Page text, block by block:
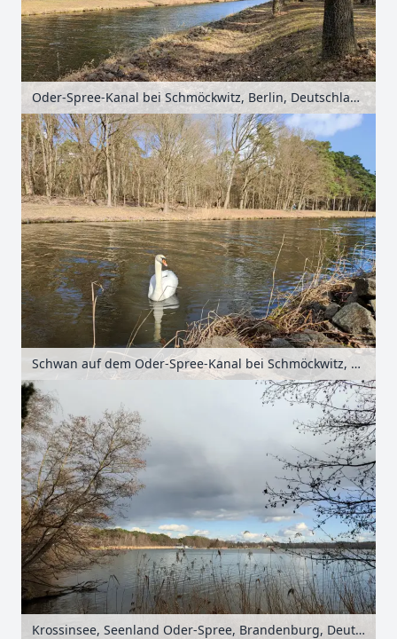
Oder-Spree-Kanal bei Schmöckwitz, Berlin, Deutschland
Schwan auf dem Oder-Spree-Kanal bei Schmöckwitz, Berlin, Deutschland
Krossinsee, Seenland Oder-Spree, Brandenburg, Deutschland